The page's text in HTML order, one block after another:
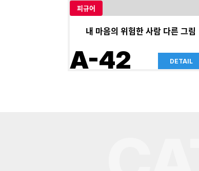
피규어
내 마음의 위험한 사람 다른 그림
A-42 DETAIL